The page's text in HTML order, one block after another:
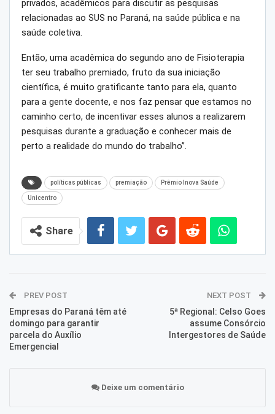
privados, acadêmicos para discutir as pesquisas
relacionadas ao SUS no Paraná, na saúde pública e na
saúde coletiva.
Então, uma acadêmica do segundo ano de Fisioterapia
ter seu trabalho premiado, fruto da sua iniciação
científica, é muito gratificante tanto para ela, quanto
para a gente docente, e nos faz pensar que estamos no
caminho certo, de incentivar esses alunos a realizarem
pesquisas durante a graduação e conhecer mais de
perto a realidade do mundo do trabalho”.
políticas públicas premiação Prêmio Inova Saúde
Unicentro
Share
PREV POST
Empresas do Paraná têm até
domingo para garantir
parcela do Auxílio
Emergencial
NEXT POST
5ª Regional: Celso Goes
assume Consórcio
Intergestores de Saúde
Deixe um comentário